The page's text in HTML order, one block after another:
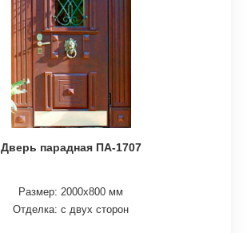
Дверь парадная ПА-1707
Размер: 2000х800 мм
Отделка: с двух сторон